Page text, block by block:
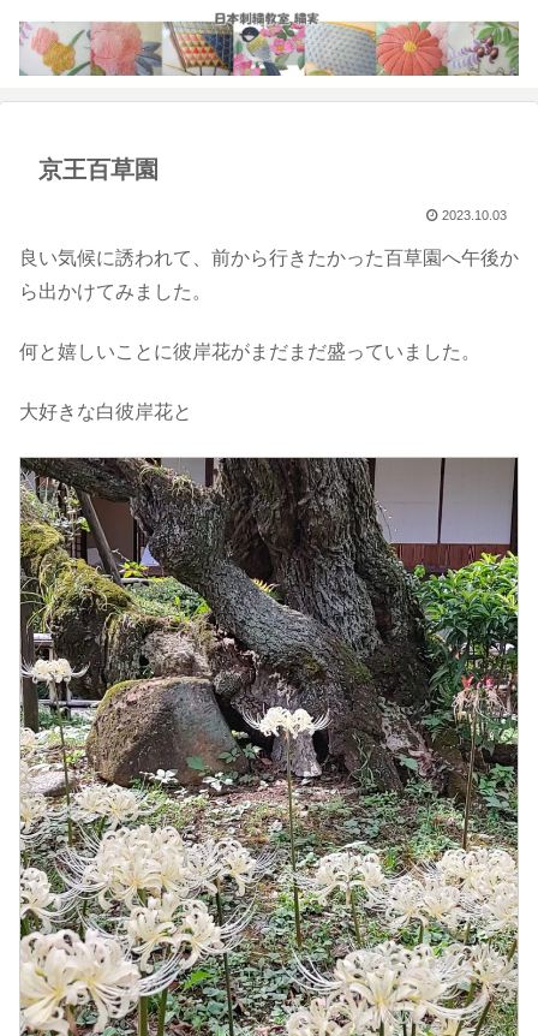
京王百草園
2023.10.03
良い気候に誘われて、前から行きたかった百草園へ午後か
ら出かけてみました。
何と嬉しいことに彼岸花がまだまだ盛っていました。
大好きな白彼岸花と